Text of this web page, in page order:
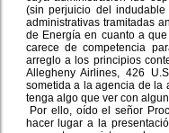
(sin perjuicio del
administrativas tramitadas
de Energía en cuanto a
carece de competencia
arreglo a los principios
Allegheny Airlines, 426
sometida a la agencia de la
tenga algo que ver con
Por ello, oído el señor
hacer lugar a la